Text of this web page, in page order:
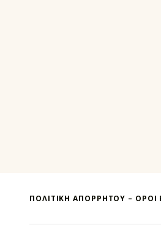
ΠΟΛΙΤΙΚΗ ΑΠΟΡΡΗΤΟΥ – ΌΡΟΙ